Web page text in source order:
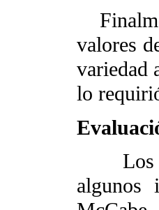
valores
variedad
lo
Los
algunos